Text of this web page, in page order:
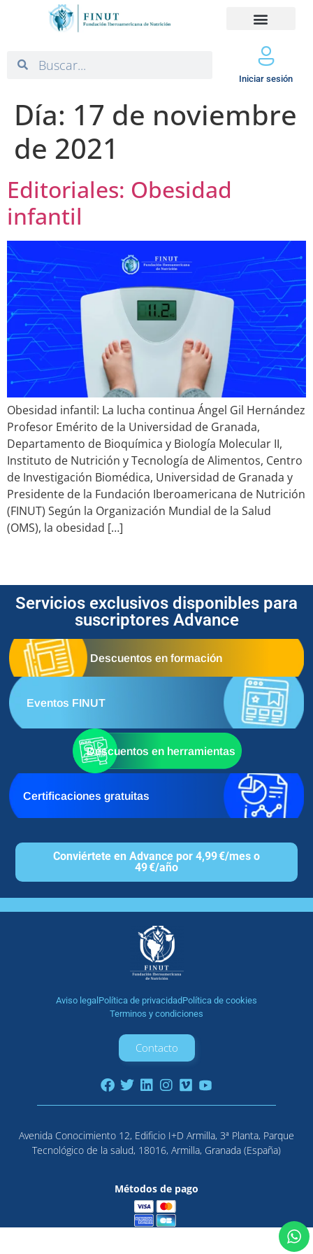
Iniciar sesión
Día: 17 de noviembre
de 2021
Editoriales: Obesidad
infantil
Obesidad infantil: La lucha continua Ángel Gil Hernández
Profesor Emérito de la Universidad de Granada,
Departamento de Bioquímica y Biología Molecular II,
Instituto de Nutrición y Tecnología de Alimentos, Centro
de Investigación Biomédica, Universidad de Granada y
Presidente de la Fundación Iberoamericana de Nutrición
(FINUT) Según la Organización Mundial de la Salud
(OMS), la obesidad […]
Servicios exclusivos disponibles para
suscriptores Advance
Descuentos en formación
Eventos FINUT
Descuentos en herramientas
Certificaciones gratuitas
Conviértete en Advance por 4,99 €/mes o
49 €/año
Aviso legal Política de privacidadPolítica de cookies
Terminos y condiciones
Contacto
Avenida Conocimiento 12, Edificio I+D Armilla, 3ª Planta, Parque
Tecnológico de la salud, 18016, Armilla, Granada (España)
Métodos de pago